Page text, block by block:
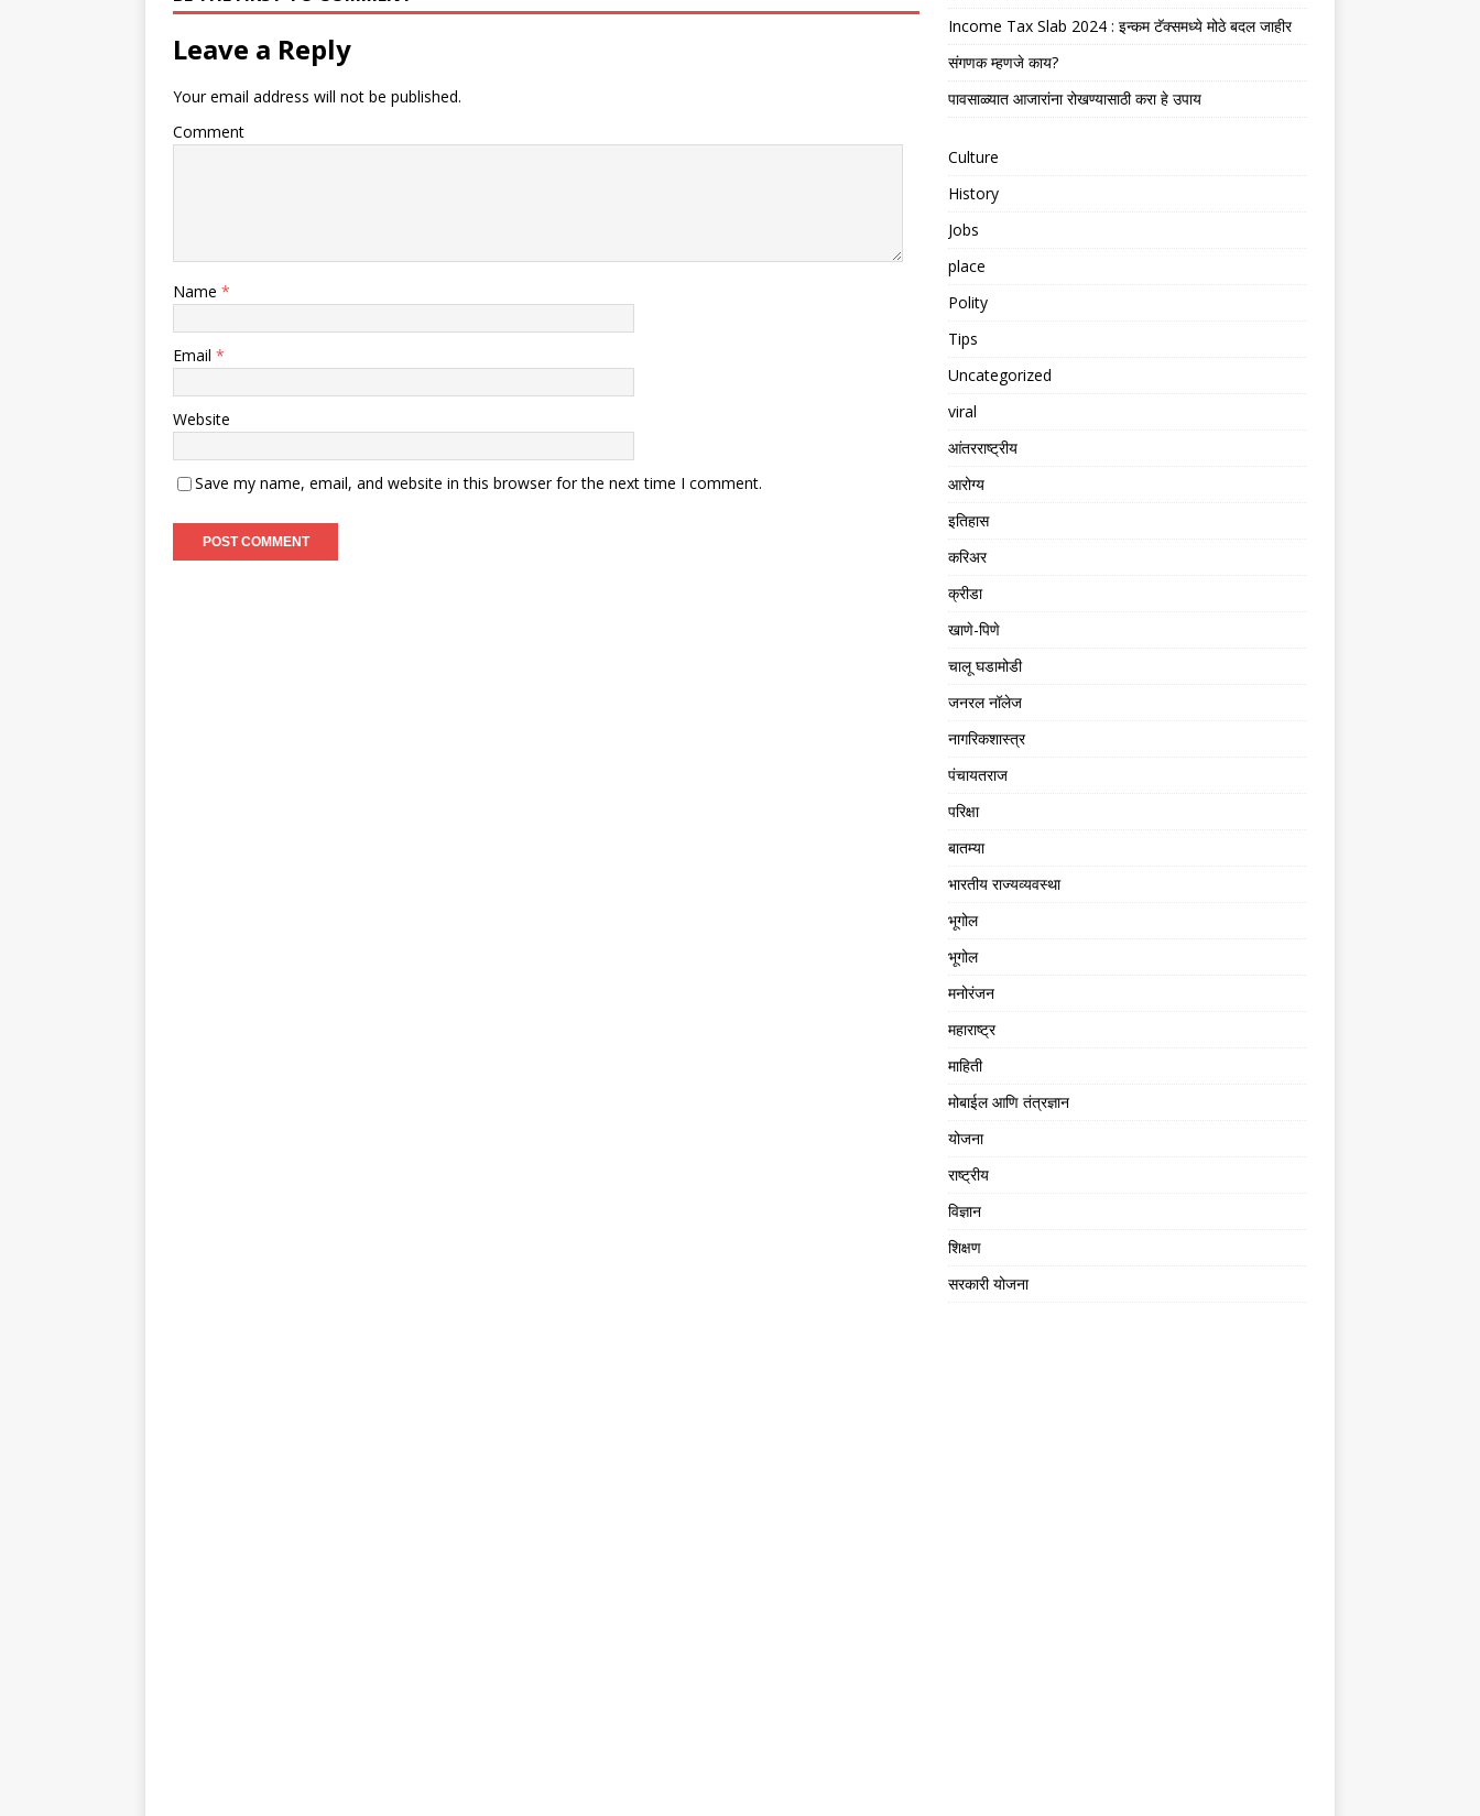
Leave a Reply
Your email address will not be published.
Comment
Name *
Email *
Website
Save my name, email, and website in this browser for the next time I comment.
Income Tax Slab 2024 : इन्कम टॅक्समध्ये मोठे बदल जाहीर
संगणक म्हणजे काय?
पावसाळ्यात आजारांना रोखण्यासाठी करा हे उपाय
Culture
History
Jobs
place
Polity
Tips
Uncategorized
viral
आंतरराष्ट्रीय
आरोग्य
इतिहास
करिअर
क्रीडा
खाणे-पिणे
चालू घडामोडी
जनरल नॉलेज
नागरिकशास्त्र
पंचायतराज
परिक्षा
बातम्या
भारतीय राज्यव्यवस्था
भूगोल
भूगोल
मनोरंजन
महाराष्ट्र
माहिती
मोबाईल आणि तंत्रज्ञान
योजना
राष्ट्रीय
विज्ञान
शिक्षण
सरकारी योजना